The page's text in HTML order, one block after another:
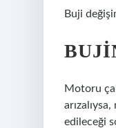
Buji
Motoru
edileceği